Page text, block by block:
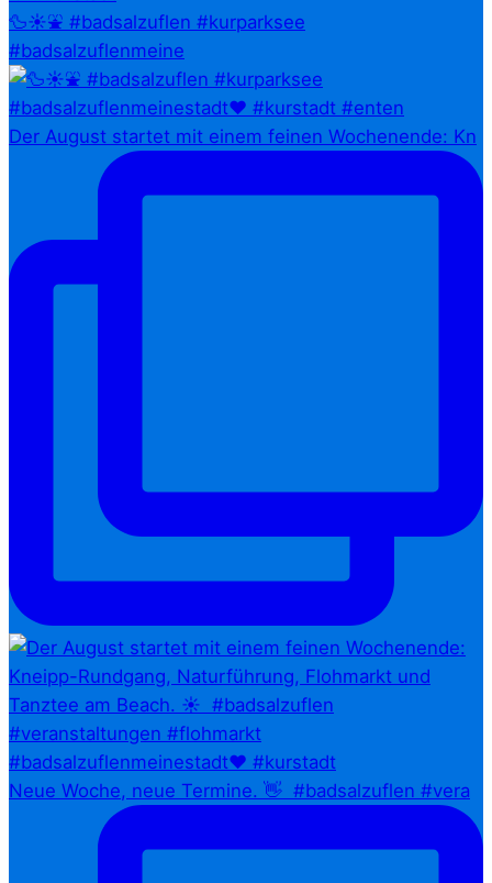
🦆☀️⛲ #badsalzuflen #kurparksee
#badsalzuflenmeine
Der August startet mit einem feinen Wochenende: Kn
Neue Woche, neue Termine. 👋⁠ ⁠ #badsalzuflen #vera